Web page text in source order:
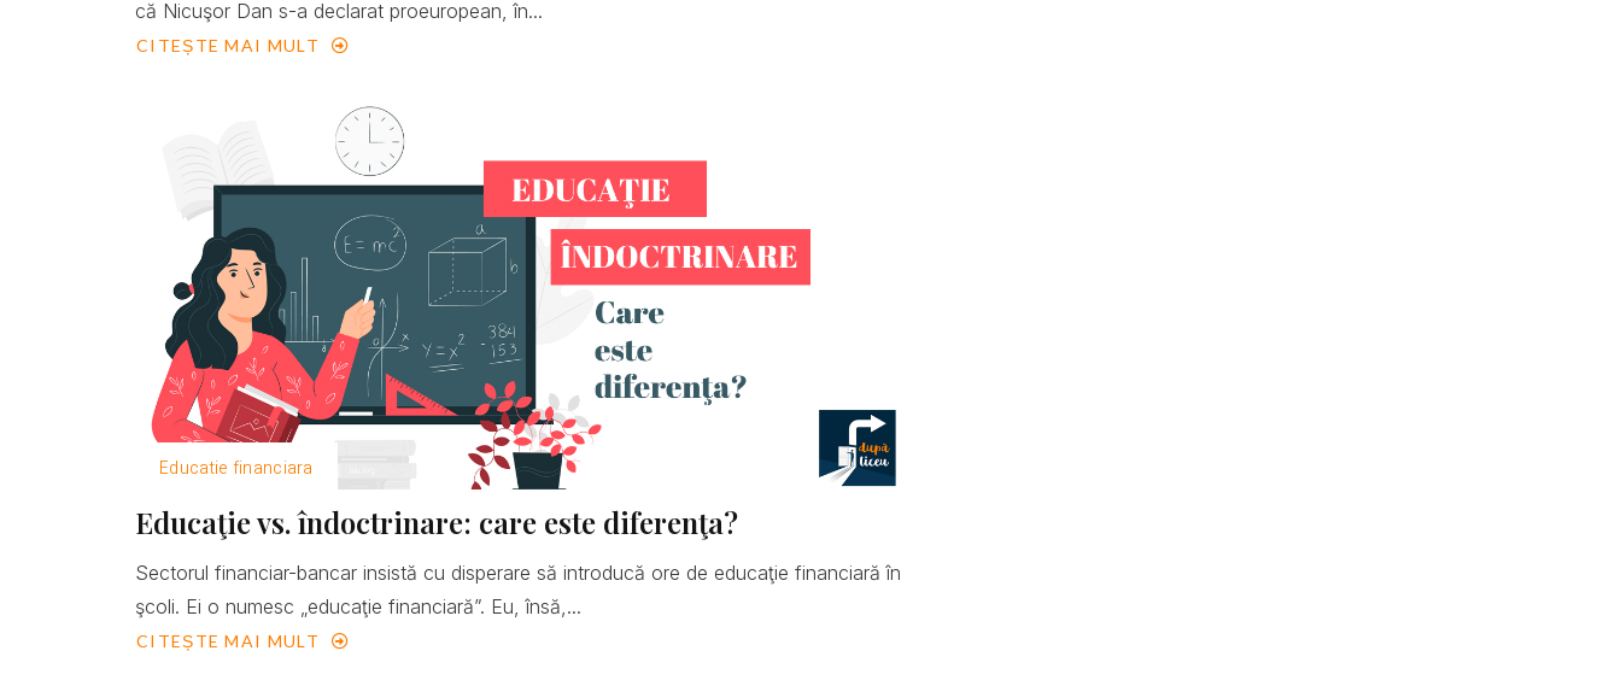
că Nicuşor Dan s-a declarat proeuropean, în...
CITEȘTE MAI MULT
Educatie financiara
Educaţie vs. îndoctrinare: care este diferenţa?
Sectorul financiar-bancar insistă cu disperare să introducă ore de educaţie financiară în
şcoli. Ei o numesc „educaţie financiară”. Eu, însă,...
CITEȘTE MAI MULT